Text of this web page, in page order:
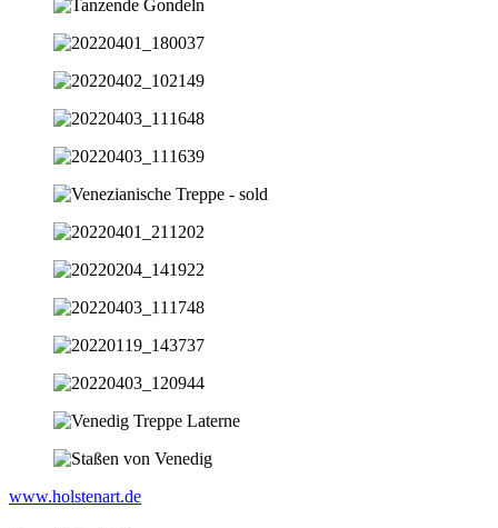
www.holstenart.de